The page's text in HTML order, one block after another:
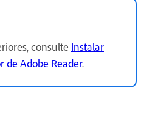
consulte Instalar
de Adobe Reader.